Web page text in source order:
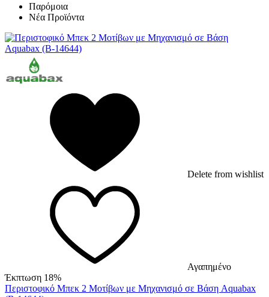
Παρόμοια
Νέα Προϊόντα
Delete from wishlist
Αγαπημένο
Έκπτωση 18%
Περιστοφικό Μπεκ 2 Μοτίβων με Μηχανισμό σε Βάση Aquabax